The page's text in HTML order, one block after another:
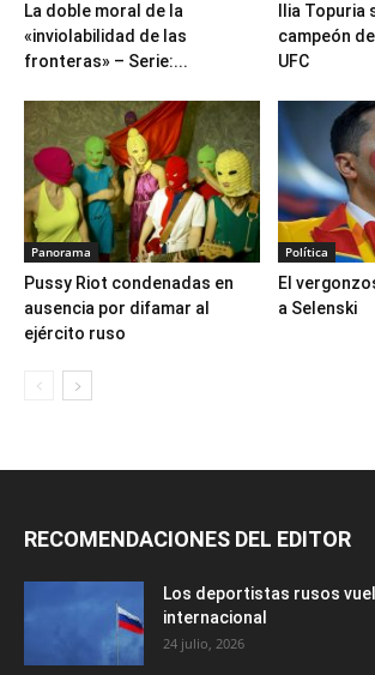
La doble moral de la
«inviolabilidad de las
fronteras» – Serie:...
Ilia Topuria
campeón
UFC
Panorama
Pussy Riot condenadas en
ausencia por difamar al
ejército ruso
Política
El
a Selenski
RECOMENDACIONES DEL EDITOR
Los deportistas rusos
internacional
24 julio, 2026